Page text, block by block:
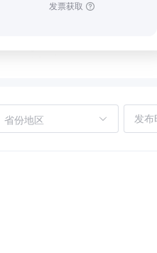
发票获取
省份地区